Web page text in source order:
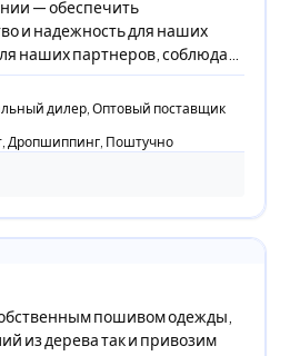
— обеспечить
и надежность для наших
наших партнеров, соблюдая
дилер, Оптовый поставщик
Дропшиппинг, Поштучно
пошивом одежды,
из дерева так и привозим